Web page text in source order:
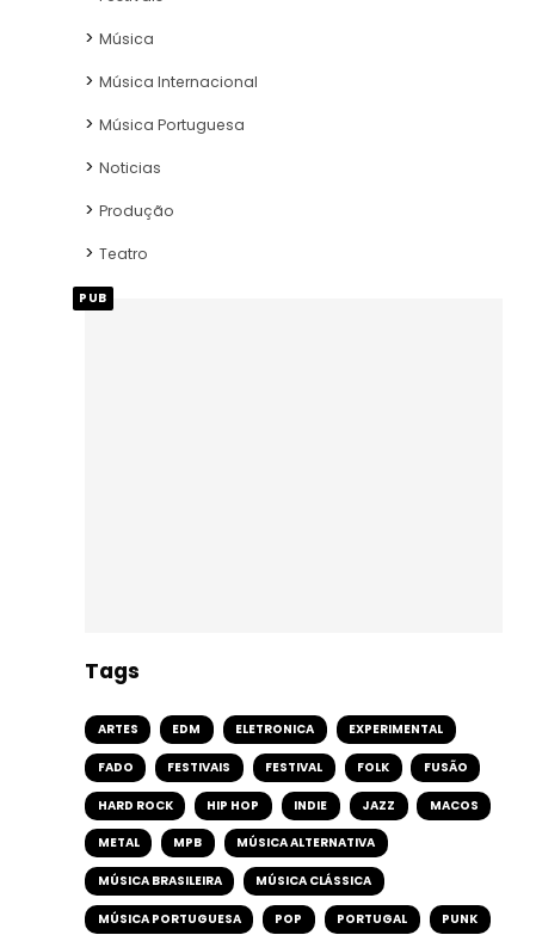
Música
Música Internacional
Música Portuguesa
Noticias
Produção
Teatro
PUB
Tags
ARTES EDM ELETRONICA EXPERIMENTAL
FADO FESTIVAIS FESTIVAL FOLK FUSÃO
HARD ROCK HIP HOP INDIE JAZZ MACOS
METAL MPB MÚSICA ALTERNATIVA
MÚSICA BRASILEIRA MÚSICA CLÁSSICA
MÚSICA PORTUGUESA POP PORTUGAL PUNK